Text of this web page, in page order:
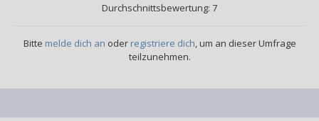
Durchschnittsbewertung: 7
Bitte melde dich an oder registriere dich, um an dieser Umfrage
teilzunehmen.